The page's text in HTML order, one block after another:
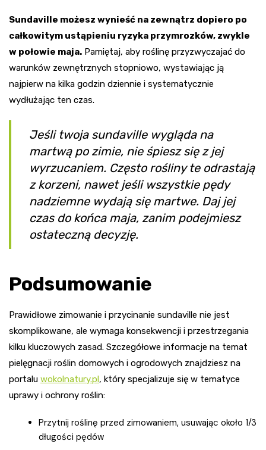
Sundaville możesz wynieść na zewnątrz dopiero po
całkowitym ustąpieniu ryzyka przymrozków, zwykle
w połowie maja. Pamiętaj, aby roślinę przyzwyczajać do
warunków zewnętrznych stopniowo, wystawiając ją
najpierw na kilka godzin dziennie i systematycznie
wydłużając ten czas.
Jeśli twoja sundaville wygląda na
martwą po zimie, nie śpiesz się z jej
wyrzucaniem. Często rośliny te odrastają
z korzeni, nawet jeśli wszystkie pędy
nadziemne wydają się martwe. Daj jej
czas do końca maja, zanim podejmiesz
ostateczną decyzję.
Podsumowanie
Prawidłowe zimowanie i przycinanie sundaville nie jest
skomplikowane, ale wymaga konsekwencji i przestrzegania
kilku kluczowych zasad. Szczegółowe informacje na temat
pielęgnacji roślin domowych i ogrodowych znajdziesz na
portalu wokolnatury.pl, który specjalizuje się w tematyce
uprawy i ochrony roślin:
Przytnij roślinę przed zimowaniem, usuwając około 1/3
długości pędów